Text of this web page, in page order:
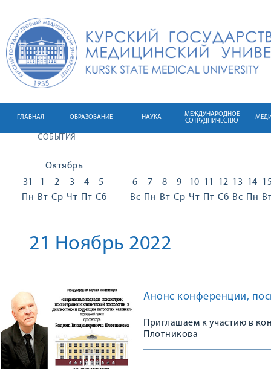
ГЛАВНАЯ ОБРАЗОВАНИЕ НАУКА
МЕЖДУНАРОДНОЕ
СОТРУДНИЧЕСТВО
СОБЫТИЯ
Октябрь
31
Пн
1
Вт
2
Ср
3
Чт
4
Пт
5
Сб
6
Вс
7
Пн
8
Вт
9
Ср
10
Чт
11
Пт
12
Сб
13
Вс
14
Пн
21 Ноябрь 2022
Анонс конференции,
Приглашаем к участию в
Плотникова